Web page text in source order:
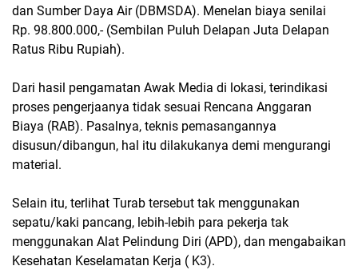
dan Sumber Daya Air (DBMSDA). Menelan biaya senilai
Rp. 98.800.000,- (Sembilan Puluh Delapan Juta Delapan
Ratus Ribu Rupiah).
Dari hasil pengamatan Awak Media di lokasi, terindikasi
proses pengerjaanya tidak sesuai Rencana Anggaran
Biaya (RAB). Pasalnya, teknis pemasangannya
disusun/dibangun, hal itu dilakukanya demi mengurangi
material.
Selain itu, terlihat Turab tersebut tak menggunakan
sepatu/kaki pancang, lebih-lebih para pekerja tak
menggunakan Alat Pelindung Diri (APD), dan mengabaikan
Kesehatan Keselamatan Kerja ( K3).